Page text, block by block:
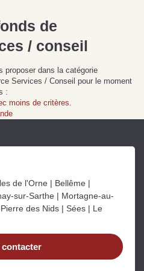
estimation immobilière à
Bagnoles-de-l’Orne :
conséquences ?
votre estimation
de
/ conseil
proposer dans la catégorie
Services / Conseil pour le moment
:
moins de critères.
de l'Orne | Bellême |
sur-Sarthe | Mortagne-au-
des Nids | Sées | Le
contacter